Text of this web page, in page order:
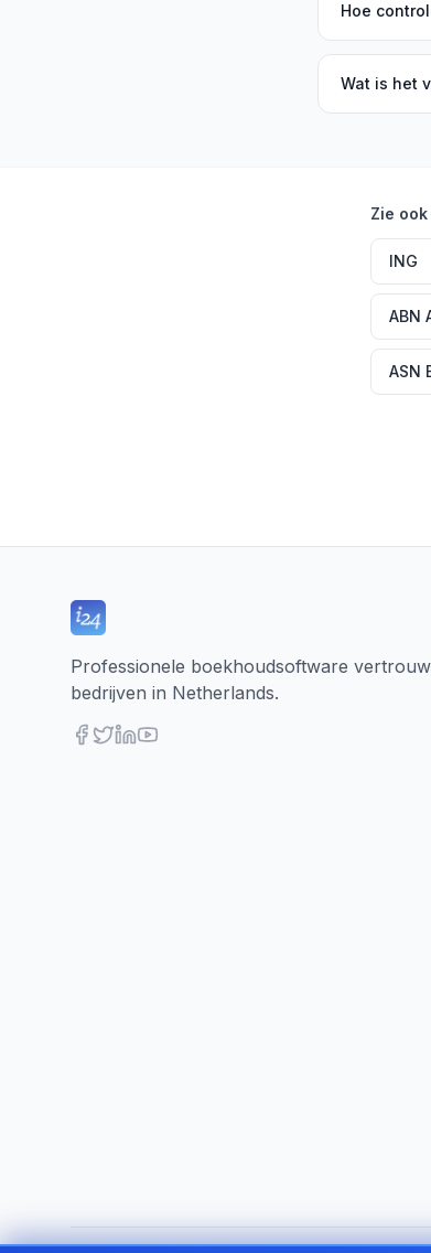
Hoe
Wat is het
Zie ook
ING
ABN
ASN
Professionele boekhoudsoftware
bedrijven in Netherlands.